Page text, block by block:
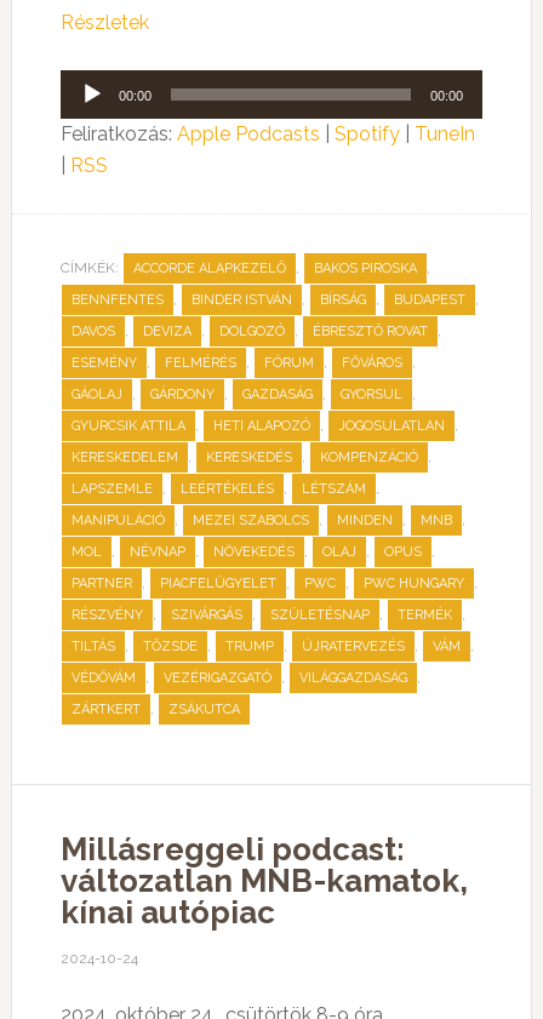
Részletek
Audió
lejátszó
00:00 00:00
Feliratkozás: Apple Podcasts Spotify| TuneIn
RSS
CÍMKÉK: ACCORDE ALAPKEZELŐ , BAKOS PIROSKA ,
BENNFENTES , BINDER ISTVÁN , BÍRSÁG , BUDAPEST ,
DAVOS , DEVIZA , DOLGOZÓ , ÉBRESZTŐ ROVAT ,
ESEMÉNY , FELMÉRÉS , FÓRUM , FŐVÁROS ,
GÁOLAJ , GÁRDONY , GAZDASÁG , GYORSUL ,
GYURCSIK ATTILA , HETI ALAPOZÓ , JOGOSULATLAN ,
KERESKEDELEM , KERESKEDÉS , KOMPENZÁCIÓ ,
LAPSZEMLE , LEÉRTÉKELÉS , LÉTSZÁM ,
MANIPULÁCIÓ , MEZEI SZABOLCS , MINDEN , MNB ,
MOL , NÉVNAP , NÖVEKEDÉS , OLAJ , OPUS ,
PARTNER , PIACFELÜGYELET , PWC , PWC HUNGARY ,
RÉSZVÉNY , SZIVÁRGÁS , SZÜLETÉSNAP , TERMÉK ,
TILTÁS , TŐZSDE , TRUMP , ÚJRATERVEZÉS , VÁM ,
VÉDŐVÁM , VEZÉRIGAZGATÓ , VILÁGGAZDASÁG ,
ZÁRTKERT , ZSÁKUTCA
Millásreggeli podcast:
változatlan MNB-kamatok,
kínai autópiac
2024-10-24